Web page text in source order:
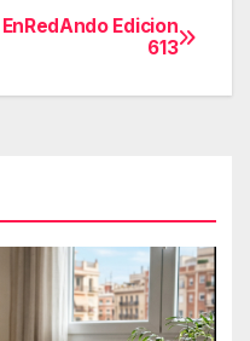
EnRedAndo Edicion
613